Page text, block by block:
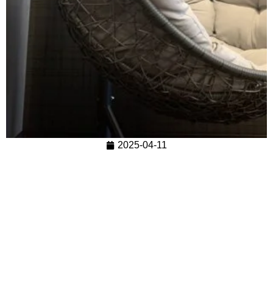
2025-04-11